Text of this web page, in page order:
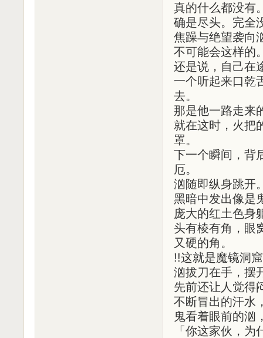
真的什么都没有
确是尽头。完全
焦躁与绝望袭向
不可能会这样的
还是说，自己在
一个听起来口乾
去。
那是他一路走来
就在这时，火把
罩。
下一个瞬间，背
厄。
汹随即纵身跳开
黑暗中发出像是
庞大的红土色身
头有棱有角，眼
又硬的角。
!!这就是魔镜洞
汹拔刀在手，摆
先前还让人觉得
不断冒出的汗水
鬼看着眼前的汹
「你这家伙，